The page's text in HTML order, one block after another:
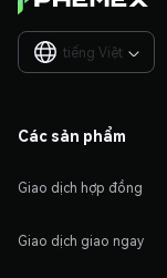
tiếng Việt 
Các sản phẩm
Giao dịch hợp đồng
Giao dịch giao ngay